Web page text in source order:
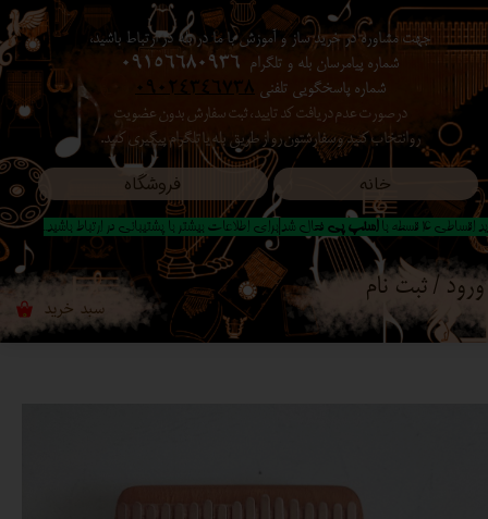
خانه فروشگاه
جهت مشاوره در خرید ساز و آموزش با ما در بله در ارتباط باشید،
شماره پیامرسان بله و تلگرام 09156680936
شماره پاسخگویی تلفنی 09024346738
در صورت عدم دریافت کد تایید ، ثبت سفارش بدون عضویت
رو انتخاب کنید ​​​​​​​ و سفارشتون رو از طریق بله یا تلگرام پیگیری کنید.
۰ سبد خرید
ورود / ثبت نام
حساب کاربری من
تغییر گذر واژه
سفارشات
خروج از حساب کاربری
اقساطی 4 قسطه با اسنپ پی فعال شد|برای اطلاعات بیشتر با پشتیبانی در ارتباط باشید..